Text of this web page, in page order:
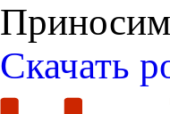
Скачать